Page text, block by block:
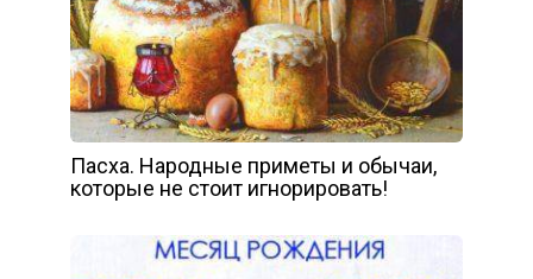
Пасха. Народные приметы и обычаи,
которые не стоит игнорировать!